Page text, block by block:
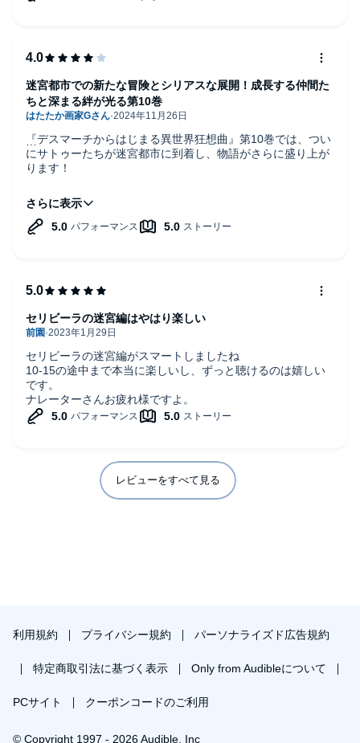
『デスマーチからはじまる異世界狂想曲』第10巻では、つい
にサトゥーたちが迷宮都市に到着し、物語がさらに盛り上が
ります！
この巻では、迷宮探索者としての登録を済ませ、いよいよ迷
宮探索が本格化しますが、その裏には様々な問題が潜んでい
ます。権力者との衝突や瘴気（しょうき）漂う環境、そして
この巻の特徴は、ただの冒険ファンタジーだけではなく、社
会の不安や権力者の影響、そして弱者への目線を含んだ深み
のあるストーリー展開です。
浮浪児の問題や、瘴気がもたらす環境の変化など、これまで
の「異世界を楽しむ」雰囲気とは異なる、シリアスなテーマ
が表現されています。
とはいえ、サトゥーの明るくも冷静な判断力と圧倒的な力は
健在。彼がこれらの問題をどう解決していくのか、そしてど
まり、キャラクターの成長や関係性の変化も見どころのひと
さらに、この巻では新キャラクターが登場し、物語にさらな
な展開に繋がるのか、非常に気になります。このキャラクタ
迷宮都市での新たな冒険とシリアスな展開！成長する仲間た
ちと深まる絆が光る第10巻
セリビーラの迷宮編がスマートしましたね
10-15の途中まで本当に楽しいし、ずっと聴けるのは嬉しい
です。
ナレーターさんお疲れ様ですよ。
セリビーラの迷宮編はやはり楽しい
レビューをすべて見る
利用規約 プライバシー規約 パーソナライズド広告規約
特定商取引法に基づく表示 Only from Audibleについて
PCサイト クーポンコードのご利用
© Copyright 1997 - 2026 Audible, Inc